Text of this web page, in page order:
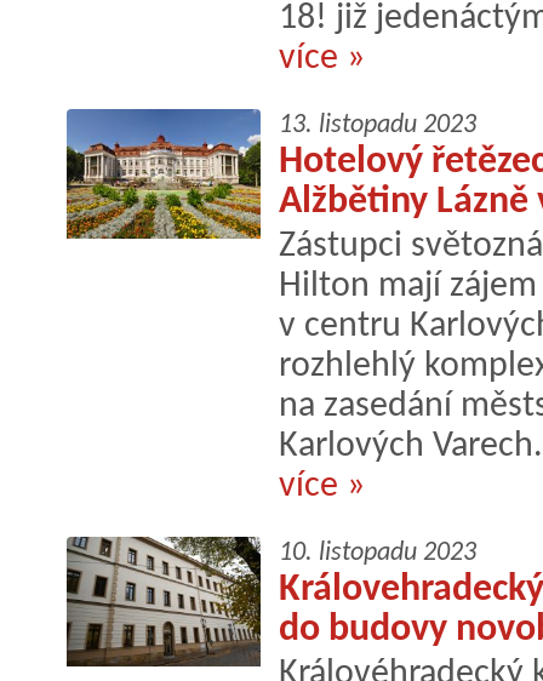
18! již
více »
13. listopadu 2023
Hotelový
Alžbětiny Lázně
Zástupci
Hilton mají
v centru
rozhlehlý
na zasedání
Karlových Varech.
více »
10. listopadu 2023
do budovy